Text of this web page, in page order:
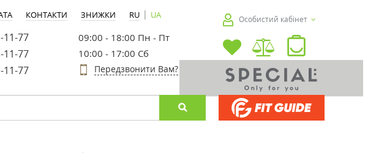
КОНТАКТИ ЗНИЖКИ RU | UA
77
77
11-77
09:00 - 18:00 Пн - Пт
10:00 - 17:00 Сб
Передзвонити Вам?
Особистий кабінет